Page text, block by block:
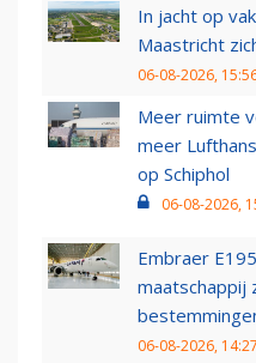
In jacht op
Maastricht
06-08-2026,
Meer ruimte
meer
op Schiphol
06-08-2026,
Embraer
maatschappij
06-08-2026, 14:27